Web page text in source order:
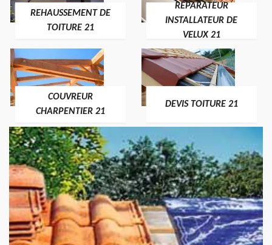
REHAUSSEMENT DE
TOITURE 21
RÉPARATEUR
INSTALLATEUR DE
VELUX 21
COUVREUR
CHARPENTIER 21
DEVIS TOITURE 21